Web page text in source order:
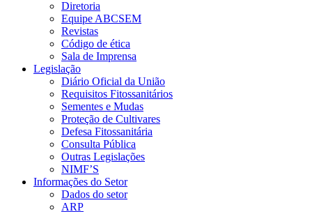
Diretoria
Equipe ABCSEM
Revistas
Código de ética
Sala de Imprensa
Legislação
Diário Oficial da União
Requisitos Fitossanitários
Sementes e Mudas
Proteção de Cultivares
Defesa Fitossanitária
Consulta Pública
Outras Legislações
NIMF’S
Informações do Setor
Dados do setor
ARP